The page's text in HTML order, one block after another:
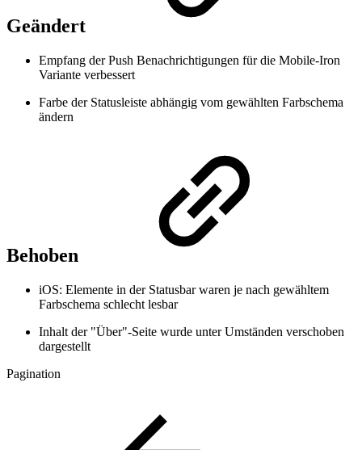
Geändert
Empfang der Push Benachrichtigungen für die Mobile-Iron
Variante verbessert
Farbe der Statusleiste abhängig vom gewählten Farbschema
ändern
Behoben
iOS: Elemente in der Statusbar waren je nach gewähltem
Farbschema schlecht lesbar
Inhalt der "Über"-Seite wurde unter Umständen verschoben
dargestellt
Pagination